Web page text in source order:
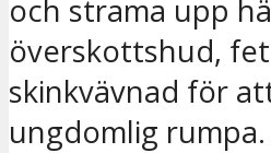
och strama upp
överskottshud,
skinkvävnad för
ungdomlig rumpa.